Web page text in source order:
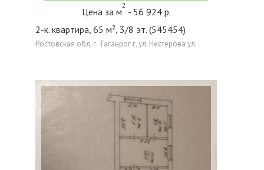
Цена за м
2
- 56 924 р.
2-к. квартира, 65 м², 3/8 эт. (545454)
Ростовская обл, г. Таганрог г, ул. Нестерова ул